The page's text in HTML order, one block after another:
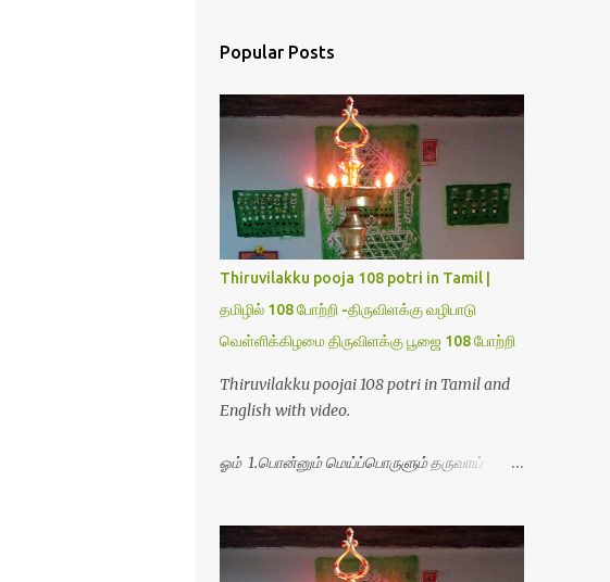
Popular Posts
Thiruvilakku pooja 108 potri in Tamil |
தமிழில் 108 போற்றி -திருவிளக்கு வழிபாடு
வெள்ளிக்கிழமை திருவிளக்கு பூஜை 108 போற்றி
Thiruvilakku poojai 108 potri in Tamil and
English with video.
ஓம் 1.பொன்னும் மெய்ப்பொருளும் தருவாய்
4.மூவுலகும் நிறைந்திருந்தாய் போற்றி 5.வரம்பில்
இன்பமாய் வளர்ந்திருந்தாய் போற்றி